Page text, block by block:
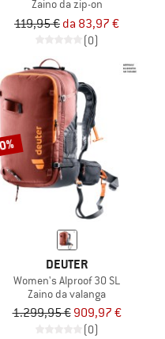
Zaino da zip-on
119,95 € da 83,97 €
(0)
DEUTER
Women's Alproof 30 SL
Zaino da valanga
1.299,95 € 909,97 €
(0)